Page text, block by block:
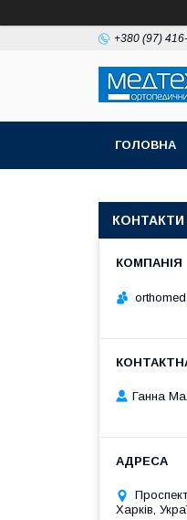
+380 (97)
ГОЛОВНА
КОНТАКТИ
orthomed
Ганна
Харків,